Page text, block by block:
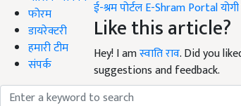
फोरम
डायरेक्टरी
हमारी टीम
संपर्क
Like this article?
Hey! I amस्वाति राव. Did you
suggestions and feedback.
Read next